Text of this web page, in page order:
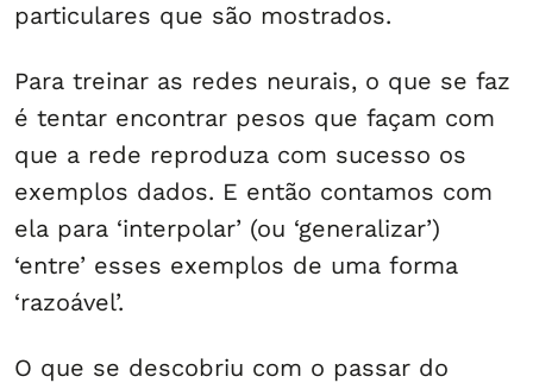
particulares que são mostrados.
Para treinar as redes neurais, o que se faz
é tentar encontrar pesos que façam com
que a rede reproduza com sucesso os
exemplos dados. E então contamos com
ela para ‘interpolar’ (ou ‘generalizar’)
‘entre’ esses exemplos de uma forma
‘razoável’.
O que se descobriu com o passar do